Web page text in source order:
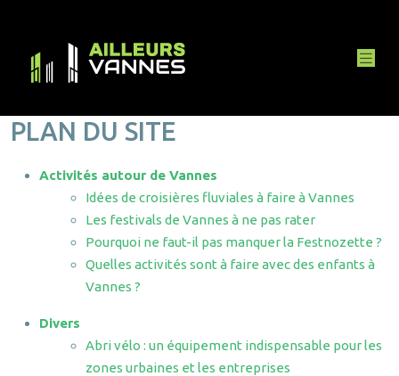
PLAN DU SITE
Activités autour de Vannes
Idées de croisières fluviales à faire à Vannes
Les festivals de Vannes à ne pas rater
Pourquoi ne faut-il pas manquer la Festnozette ?
Quelles activités sont à faire avec des enfants à
Vannes ?
Divers
Abri vélo : un équipement indispensable pour les
zones urbaines et les entreprises